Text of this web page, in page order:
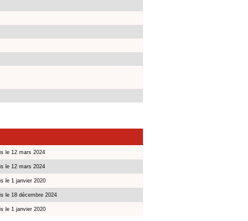
le 12 mars 2024
le 12 mars 2024
le 1 janvier 2020
le 18 décembre 2024
le 1 janvier 2020